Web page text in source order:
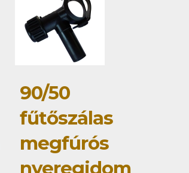
90/50
fűtőszálas
megfúrós
nyeregidom